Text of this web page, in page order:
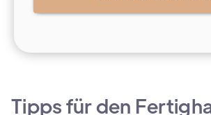
Tipps für den